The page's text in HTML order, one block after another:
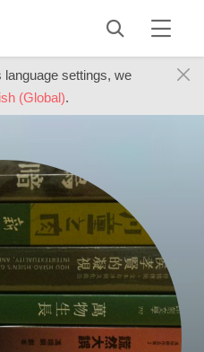
settings, we
(Global).